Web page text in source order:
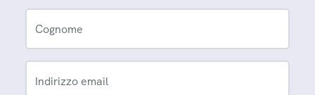
Cognome
Indirizzo email